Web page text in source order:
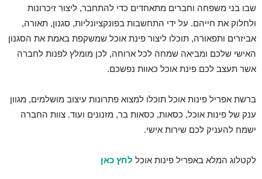
שבו בני משפחה וחברים מתאחדים כדי להתחבר, ליצור זיכרונות
ולחלוק את חייהם. על ידי התחשבות בפונקציונליות, סגנון, תאורה,
אביזרים ותפאורה, תוכלו ליצור פינת אוכל שמשקפת באמת את הסגנון
האישי שלכם ומביאה שמחה לכל ארוחה, לכן מומלץ לפנות לחברה
אשר תעצב לכם פינת אוכל כאוות נפשכם.
ברשת אפריל פינות אוכל תוכלו למצוא פתרונות עיצוב מושלמים, מגוון
ענק של פינות אוכל, כסאות, כסאות בר, מזנונים ועוד. צוות החברה
ישמח להעניק לכם שירות אישי.
לקטלוג המלא באפריל פינות אוכל לחץ כאן